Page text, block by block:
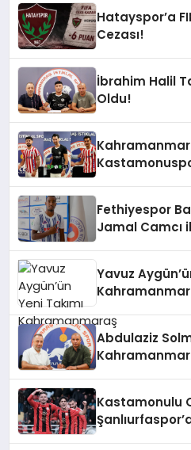
Hatayspor’a
Cezası!
İbrahim Halil
Oldu!
Fethiyespor
Jamal Camcı
Yavuz
Abdulaziz
Kastamonulu